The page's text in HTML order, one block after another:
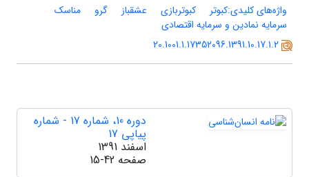
واژه‌های کلیدی:کبوتر
کبوتربازی عشقباز گرو
مناسک
سرمایه نمادین و سرمایه اقتصادی
20.1001.1.17352096.1391.10.17.1.2
دوره 10، شماره 17 - شماره
پیاپی 17
اسفند 1391
صفحه 15-42